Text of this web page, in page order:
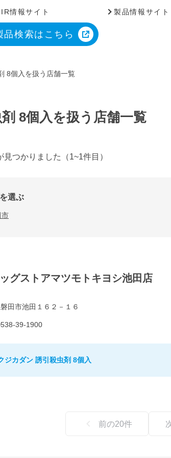
情報サイト 製品情報サイト
品検索はこちら
8個入を扱う店舗一覧
8個入を扱う店舗一覧
見つかりました （1~1件目）
選ぶ
市
ッグストアマツモトキヨシ池田店
田市池田１６２－１６
39-1900
ジカダン 誘引殺虫剤 8個入
前の20件